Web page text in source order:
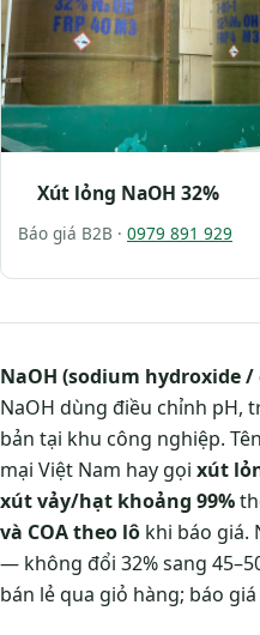
Xút lỏng NaOH 32%
Báo giá B2B · 0979 891 929
NaOH (sodium hydroxide
NaOH dùng điều chỉnh pH,
bản tại khu công nghiệp.
mại Việt Nam hay gọi xút
xút vảy/hạt khoảng 99%
và COA theo lô khi báo giá.
— không đổi 32% sang
bán lẻ qua giỏ hàng; báo